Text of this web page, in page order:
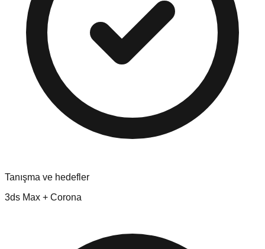
Tanışma ve hedefler
3ds Max + Corona